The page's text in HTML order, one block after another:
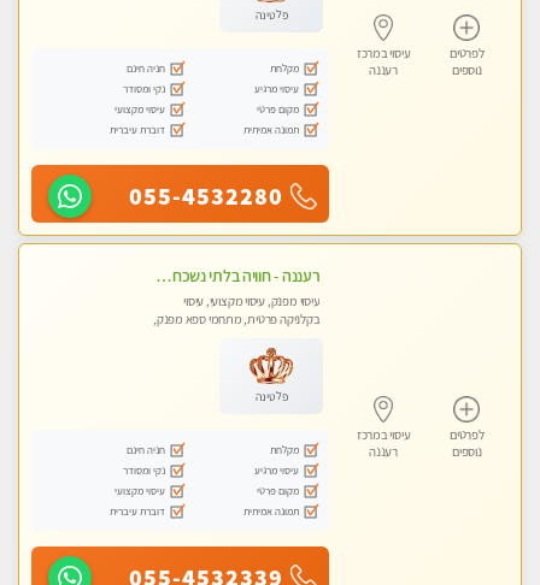
לפרטים
נוספים
עיסוי במרכז
רעננה
פלטינה
מקלחת
חניה חינם
עיסוי מרגיע
נקי ומסודר
מקום פרטי
עיסוי מקצועי
תמונה אמיתית
דוברת עיברית
055-4532280
לפרטים
נוספים
עיסוי במרכז
רעננה
רעננה - חוויה בלתי נשכחת ומפנקת במיוחד
עיסוי מפנק, עיסוי מקצועי, עיסוי
בקלניקה פרטית, מתחמי ספא מפנק,
פלטינה
מקלחת
חניה חינם
עיסוי מרגיע
נקי ומסודר
מקום פרטי
עיסוי מקצועי
תמונה אמיתית
דוברת עיברית
055-4532339